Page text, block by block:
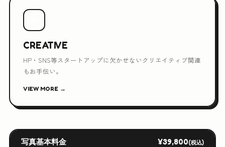
CREATIVE
HP・SNS等スタートアップに欠かせないクリエイティブ関連
もお手伝い。
VIEW MORE →
写真基本料金 ¥39,800(税込)